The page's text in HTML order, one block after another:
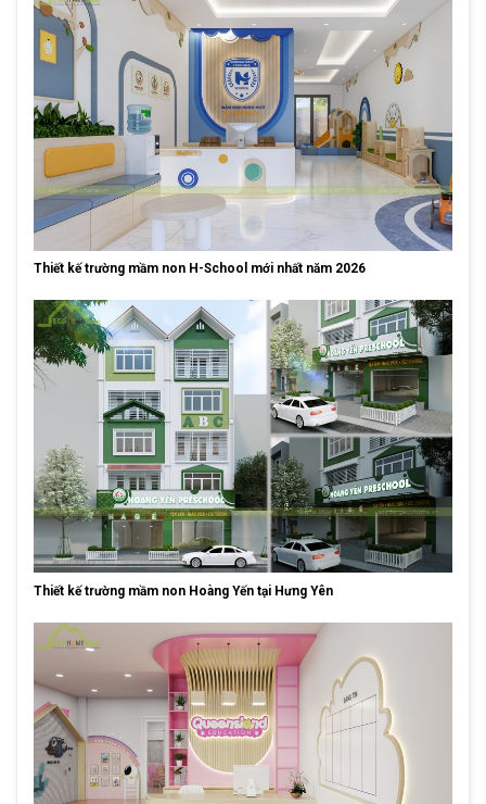
Thiết kế trường mầm non H-School mới nhất năm 2026
Thiết kế trường mầm non Hoàng Yến tại Hưng Yên